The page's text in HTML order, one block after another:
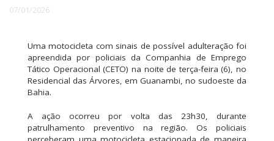
07/01/2026
Uma motocicleta com sinais de possível adulteração foi
apreendida por policiais da Companhia de Emprego
Tático Operacional (CETO) na noite de terça-feira (6), no
Residencial das Árvores, em Guanambi, no sudoeste da
Bahia.
A ação ocorreu por volta das 23h30, durante
patrulhamento preventivo na região. Os policiais